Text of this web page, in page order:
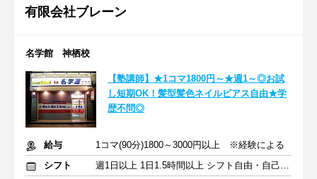
有限会社ブレーン
名学館 神栖校
【塾講師】★1コマ1800円～★週1～◎お試
し短期OK！髪型髪色ネイルピアス自由★学
歴不問◎
給与
1コマ(90分)1800～3000円以上 ※経験による
シフト
週1日以上 1日1.5時間以上 シフト自由・自己申告